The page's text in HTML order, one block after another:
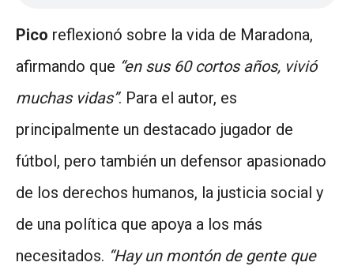
Pico reflexionó sobre la vida de Maradona,
afirmando que “en sus 60 cortos años, vivió
muchas vidas”. Para el autor, es
principalmente un destacado jugador de
fútbol, pero también un defensor apasionado
de los derechos humanos, la justicia social y
de una política que apoya a los más
necesitados. “Hay un montón de gente que